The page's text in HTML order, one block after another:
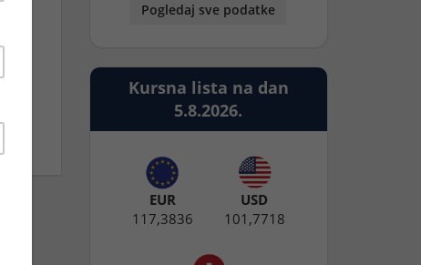
Pogledaj sve podatke
Kursna lista na dan
5.8.2026.
EUR
117,3836
USD
101,7718